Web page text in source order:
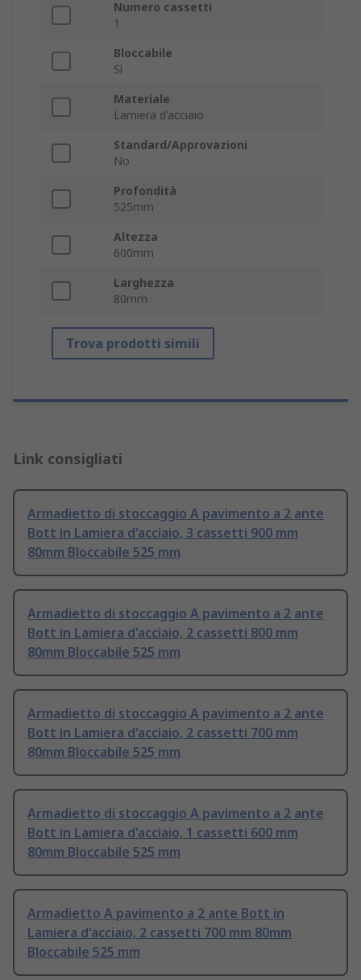
Numero cassetti
1
Bloccabile
Sì
Materiale
Lamiera d'acciaio
Standard/Approvazioni
No
Profondità
525mm
Altezza
600mm
Larghezza
80mm
Trova prodotti simili
Link consigliati
Armadietto di stoccaggio A pavimento a 2 ante
Bott in Lamiera d'acciaio, 3 cassetti 900 mm
80mm Bloccabile 525 mm
Armadietto di stoccaggio A pavimento a 2 ante
Bott in Lamiera d'acciaio, 2 cassetti 800 mm
80mm Bloccabile 525 mm
Armadietto di stoccaggio A pavimento a 2 ante
Bott in Lamiera d'acciaio, 2 cassetti 700 mm
80mm Bloccabile 525 mm
Armadietto di stoccaggio A pavimento a 2 ante
Bott in Lamiera d'acciaio, 1 cassetti 600 mm
80mm Bloccabile 525 mm
Armadietto A pavimento a 2 ante Bott in
Lamiera d'acciaio, 2 cassetti 700 mm 80mm
Bloccabile 525 mm